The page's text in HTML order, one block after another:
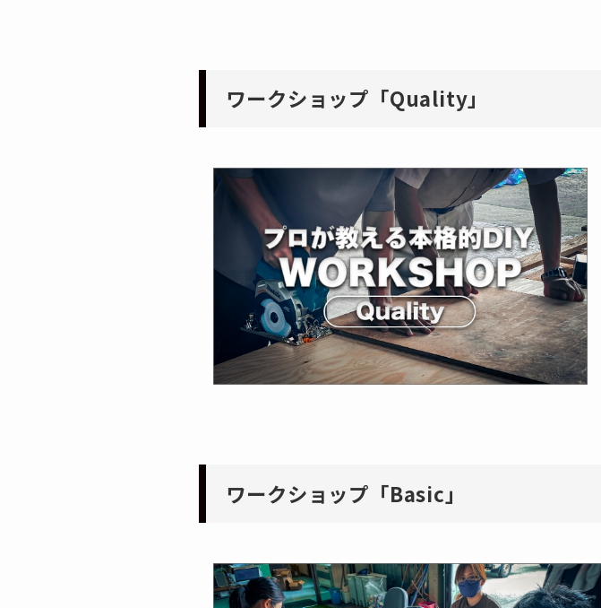
ワークショップ「Quality」
ワークショップ「Basic」